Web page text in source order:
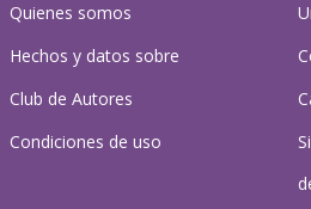
Quienes somos
Hechos y datos sobre
Club de Autores
Condiciones de uso